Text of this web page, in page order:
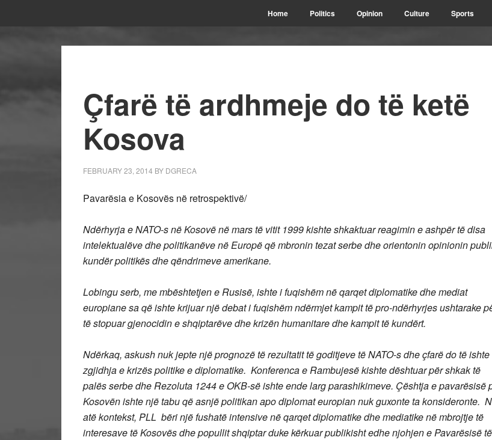
Home Politics Opinion Culture Sports
Çfarë të ardhmeje do të ketë
Kosova
FEBRUARY 23, 2014 BY DGRECA
Pavarësia e Kosovës në retrospektivë/
Ndërhyrja e NATO-s në Kosovë në mars të vitit 1999 kishte shkaktuar reagimin e ashpër të disa
intelektualëve dhe politikanëve në Europë që mbronin tezat serbe dhe orientonin opinionin
kundër politikës dhe qëndrimeve amerikane.
Lobingu serb, me mbështetjen e Rusisë, ishte i fuqishëm në qarqet diplomatike dhe mediat
europiane sa që ishte krijuar një debat i fuqishëm ndërmjet kampit të pro-ndërhyrjes ushtarake
të stopuar gjenocidin e shqiptarëve dhe krizën humanitare dhe kampit të kundërt.
Ndërkaq, askush nuk jepte një prognozë të rezultatit të goditjeve të NATO-s dhe çfarë do të ishte
zgjidhja e krizës politike e diplomatike. Konferenca e Rambujesë kishte dështuar për shkak të
palës serbe dhe Rezoluta 1244 e OKB-së ishte ende larg parashikimeve. Çështja e pavarësisë
Kosovën ishte një tabu që asnjë politikan apo diplomat europian nuk guxonte ta konsideronte.
atë kontekst, PLL bëri një fushatë intensive në qarqet diplomatike dhe mediatike në mbrojtje të
interesave të Kosovës dhe popullit shqiptar duke kërkuar publikisht edhe njohjen e Pavarësisë të